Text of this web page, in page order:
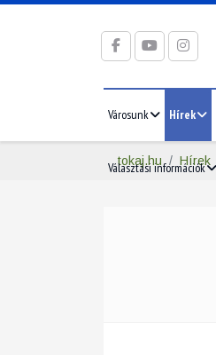
Városunk Hírek
Választási információk
tokaj.hu Hírek